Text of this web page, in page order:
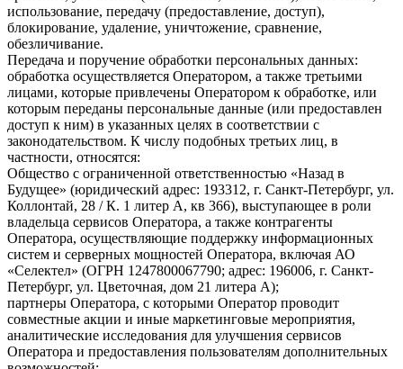
использование, передачу (предоставление, доступ),
блокирование, удаление, уничтожение, сравнение,
обезличивание.
Передача и поручение обработки персональных данных:
обработка осуществляется Оператором, а также третьими
лицами, которые привлечены Оператором к обработке, или
которым переданы персональные данные (или предоставлен
доступ к ним) в указанных целях в соответствии с
законодательством. К числу подобных третьих лиц, в
частности, относятся:
Общество с ограниченной ответственностью «Назад в
Будущее» (юридический адрес: 193312, г. Санкт-Петербург, ул.
Коллонтай, 28 / К. 1 литер А, кв 366), выступающее в роли
владельца сервисов Оператора, а также контрагенты
Оператора, осуществляющие поддержку информационных
систем и серверных мощностей Оператора, включая АО
«Селектел» (ОГРН 1247800067790; адрес: 196006, г. Санкт-
Петербург, ул. Цветочная, дом 21 литера А);
партнеры Оператора, с которыми Оператор проводит
совместные акции и иные маркетинговые мероприятия,
аналитические исследования для улучшения сервисов
Оператора и предоставления пользователям дополнительных